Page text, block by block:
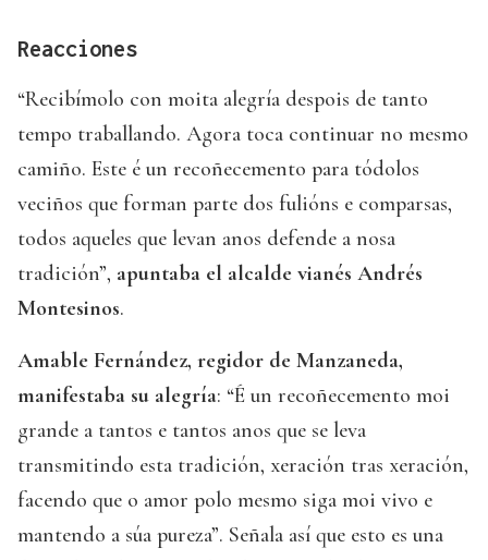
Reacciones
“Recibímolo con moita alegría despois de tanto
tempo traballando. Agora toca continuar no mesmo
camiño. Este é un recoñecemento para tódolos
veciños que forman parte dos fulións e comparsas,
todos aqueles que levan anos defende a nosa
tradición”, apuntaba el alcalde vianés Andrés
Montesinos.
Amable Fernández, regidor de Manzaneda,
manifestaba su alegría: “É un recoñecemento moi
grande a tantos e tantos anos que se leva
transmitindo esta tradición, xeración tras xeración,
facendo que o amor polo mesmo siga moi vivo e
mantendo a súa pureza”. Señala así que esto es una